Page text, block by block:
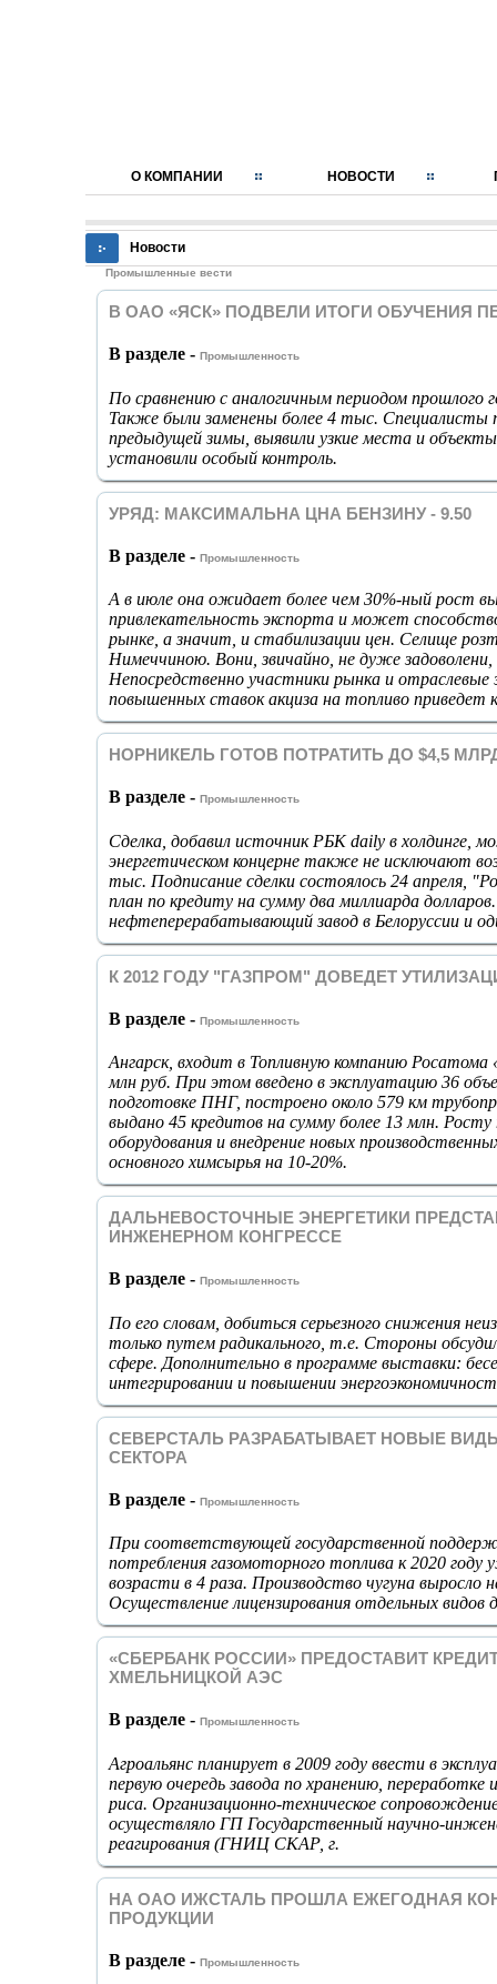
О КОМПАНИИ НОВОСТИ
Новости
Промышленные вести
В ОАО «ЯСК» ПОДВЕЛИ ИТОГИ ОБУЧЕНИЯ
В разделе - Промышленность
По сравнению с аналогичным периодом прошлого
Также были заменены более 4 тыс. Специалисты
предыдущей зимы, выявили узкие места и
установили особый контроль.
УРЯД: МАКСИМАЛЬНА ЦНА БЕНЗИНУ - 9.50
В разделе - Промышленность
А в июле она ожидает более чем 30%-ный рост
привлекательность экспорта и может
рынке, а значит, и стабилизации цен. Селище
Нимеччиною. Вони, звичайно, не дуже
Непосредственно участники рынка и
повышенных ставок акциза на топливо приведет
НОРНИКЕЛЬ ГОТОВ ПОТРАТИТЬ ДО $4,5
В разделе - Промышленность
Сделка, добавил источник РБК daily в холдинге,
энергетическом концерне также не исключают
тыс. Подписание сделки состоялось 24 апреля,
план по кредиту на сумму два миллиарда
нефтеперерабатывающий завод в Белоруссии и
К 2012 ГОДУ "ГАЗПРОМ" ДОВЕДЕТ
В разделе - Промышленность
Ангарск, входит в Топливную компанию
млн руб. При этом введено в эксплуатацию 36
подготовке ПНГ, построено около 579 км
выдано 45 кредитов на сумму более 13 млн.
оборудования и внедрение новых
основного химсырья на 10-20%.
ДАЛЬНЕВОСТОЧНЫЕ ЭНЕРГЕТИКИ
ИНЖЕНЕРНОМ КОНГРЕССЕ
В разделе - Промышленность
По его словам, добиться серьезного снижения
только путем радикального, т.е. Стороны
сфере. Дополнительно в программе выставки:
интегрировании и повышении
СЕВЕРСТАЛЬ РАЗРАБАТЫВАЕТ НОВЫЕ
СЕКТОРА
В разделе - Промышленность
При соответствующей государственной
потребления газомоторного топлива к 2020
возрасти в 4 раза. Производство чугуна выросло
Осуществление лицензирования отдельных видов
«СБЕРБАНК РОССИИ» ПРЕДОСТАВИТ
ХМЕЛЬНИЦКОЙ АЭС
В разделе - Промышленность
Агроальянс планирует в 2009 году ввести в
первую очередь завода по хранению, переработке
риса. Организационно-техническое
осуществляло ГП Государственный научно-
реагирования (ГНИЦ СКАР, г.
НА ОАО ИЖСТАЛЬ ПРОШЛА ЕЖЕГОДНАЯ
ПРОДУКЦИИ
В разделе - Промышленность